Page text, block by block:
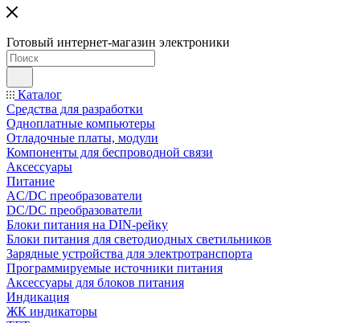
Готовый интернет-магазин электроники
Каталог
Средства для разработки
Одноплатные компьютеры
Отладочные платы, модули
Компоненты для беспроводной связи
Аксессуары
Питание
AC/DC преобразователи
DC/DC преобразователи
Блоки питания на DIN-рейку
Блоки питания для светодиодных светильников
Зарядные устройства для электротранспорта
Программируемые источники питания
Аксессуары для блоков питания
Индикация
ЖК индикаторы